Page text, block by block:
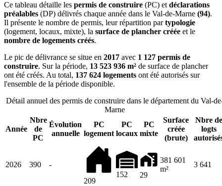
Ce tableau détaille les permis de construire (PC) et déclarations
préalables (DP) délivrés chaque année dans le Val-de-Marne (94).
Il présente le nombre de permis, leur répartition partypologie
(logement, locaux, mixte), la surface de plancher créée et le
nombre de logements créés.
Le pic de délivrance se situe en 2017 avec 1 127 permis de
construire. Sur la période, 13 523 936 m² de surface de plancher
ont été créés. Au total, 137 624 logements ont été autorisés sur
l'ensemble de la période disponible.
Détail annuel des permis de construire dans le département du Val-
Marne
Année
Nbre
de
PC
Évolution
annuelle
PC
logement
PC
locaux
PC
mixte
Surface
créée
(brute)
Nbre de
logts
2026 390
-
209
152 29
381 601
m²
3 641